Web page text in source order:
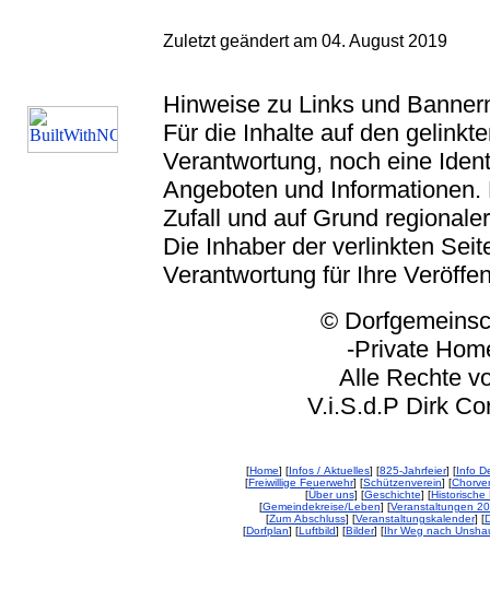
Zuletzt geändert am 04. August 2019
Hinweise zu Links und
Für die Inhalte auf den
Verantwortung, noch eine
Angeboten und
Zufall und auf Grund
Die Inhaber der verlinkten
Verantwortung für Ihre
© Dorfgemeinschaft
-Private
Alle Rechte
V.i.S.d.P Dirk
[Home] [Infos / Aktuelles] [825-Jahrfeier] [Info
[Freiwillige Feuerwehr] [Schützenverein] [
[Über uns] [Geschichte] [Historische
[Gemeindekreise/Leben] [Veranstaltungen
[Zum Abschluss] [Veranstaltungskalender] [
[Dorfplan] [Luftbild] [Bilder] [Ihr Weg nach